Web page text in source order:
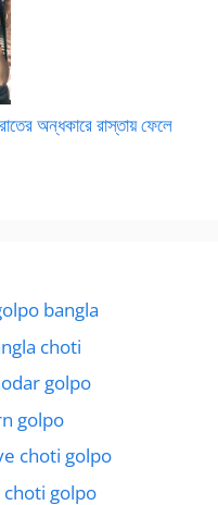
অন্ধকারে রাস্তায় ফেলে
bangla
choti
golpo
golpo
choti golpo
golpo